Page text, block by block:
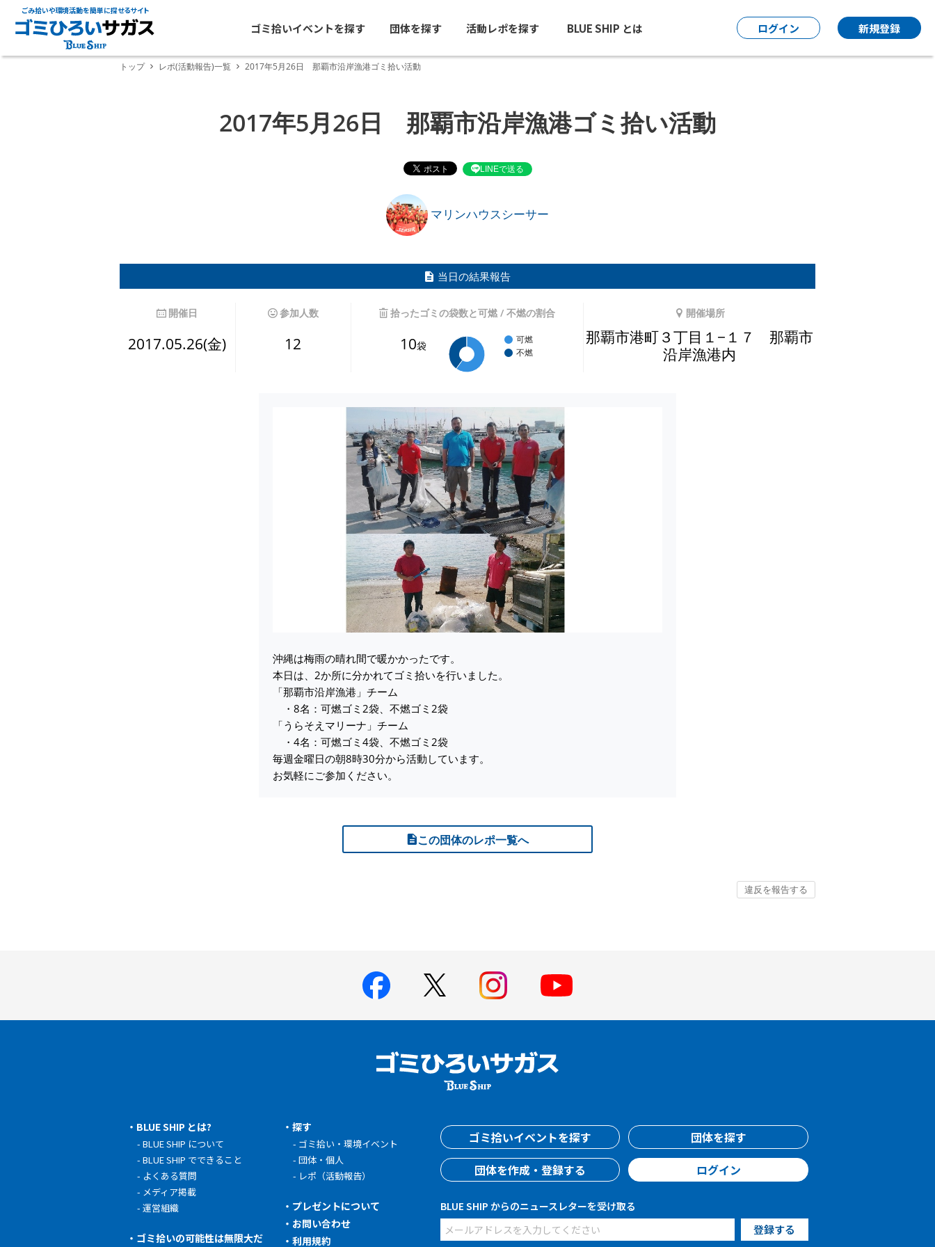
ごみ拾いや環境活動を簡単に探せるサイト
ゴミ拾いイベントを探す 団体を探す 活動レポを探す BLUE SHIP とは ログイン 新規登録
トップ レポ(活動報告)一覧 2017年5月26日 那覇市沿岸漁港ゴミ拾い活動
2017年5月26日 那覇市沿岸漁港ゴミ拾い活動
LINEで送る
マリンハウスシーサー
当日の結果報告
開催日
2017.05.26(金)
参加人数
12
拾ったゴミの袋数と可燃 / 不燃の割合
10袋
可燃
不燃
開催場所
那覇市港町３丁目１−１７ 那覇市
沿岸漁港内
沖縄は梅雨の晴れ間で暖かかったです。
本日は、2か所に分かれてゴミ拾いを行いました。
「那覇市沿岸漁港」チーム
・8名：可燃ゴミ2袋、不燃ゴミ2袋
「うらそえマリーナ」チーム
・4名：可燃ゴミ4袋、不燃ゴミ2袋
毎週金曜日の朝8時30分から活動しています。
お気軽にご参加ください。
この団体のレポ一覧へ
BLUE SHIP とは?
BLUE SHIP について
BLUE SHIP でできること
よくある質問
メディア掲載
運営組織
ゴミ拾いの可能性は無限大だ
探す
ゴミ拾い・環境イベント
団体・個人
レポ（活動報告）
プレゼントについて
お問い合わせ
利用規約
ゴミ拾いイベントを探す
団体を探す
団体を作成・登録する
ログイン
BLUE SHIP からのニュースレターを受け取る